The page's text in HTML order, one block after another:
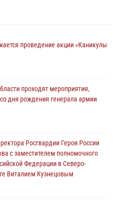
проведение акции «Каникулы
проходят мероприятия,
дня рождения генерала армии
Росгвардии Героя России
с заместителем полномочного
Федерации в Северо-
Виталием Кузнецовым